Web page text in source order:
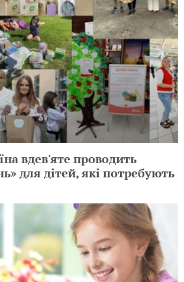
вдев'яте проводить
для дітей, які потребують